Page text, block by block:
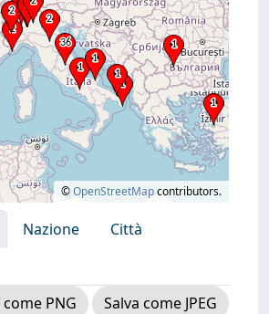
©OpenStreetMapcontributors.
Nazione
Città
come PNG
Salva come JPEG